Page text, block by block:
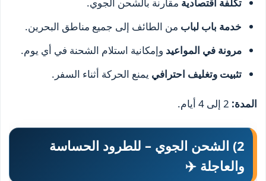
خدمة باب لباب من الطائف إلى جميع مناطق البحرين.
مرونة في المواعيد وإمكانية استلام الشحنة في أي يوم.
تثبيت وتغليف احترافي يمنع الحركة أثناء السفر.
المدة:
2) الشحن الجوي – للطرود الحساسة
والعاجلة ✈️